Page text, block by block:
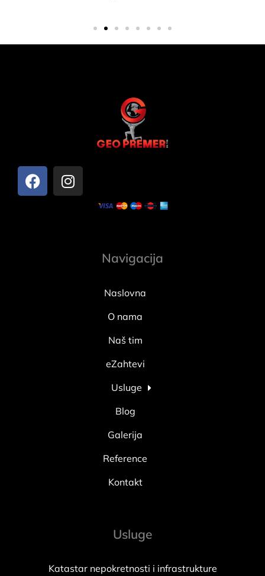
Navigacija
Naslovna
O nama
Naš tim
eZahtevi
Usluge
Blog
Galerija
Reference
Kontakt
Usluge
Katastar nepokretnosti i infrastrukture